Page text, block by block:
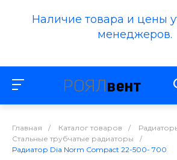
Наличие товара и цены
менеджеров.
Главная / Каталог товаров /
Стальные трубчатые радиаторы
/
Радиатор Dia Norm Compact 22-500- 700